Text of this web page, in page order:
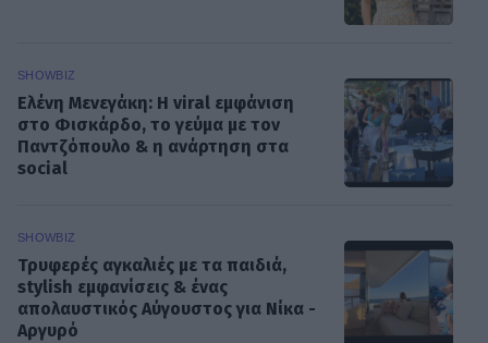
SHOWBIZ
Ελένη Μενεγάκη: Η viral εμφάνιση
στο Φισκάρδο, το γεύμα με τον
Παντζόπουλο & η ανάρτηση στα
social
SHOWBIZ
Τρυφερές αγκαλιές με τα παιδιά,
stylish εμφανίσεις & ένας
απολαυστικός Αύγουστος για Νίκα -
Αργυρό